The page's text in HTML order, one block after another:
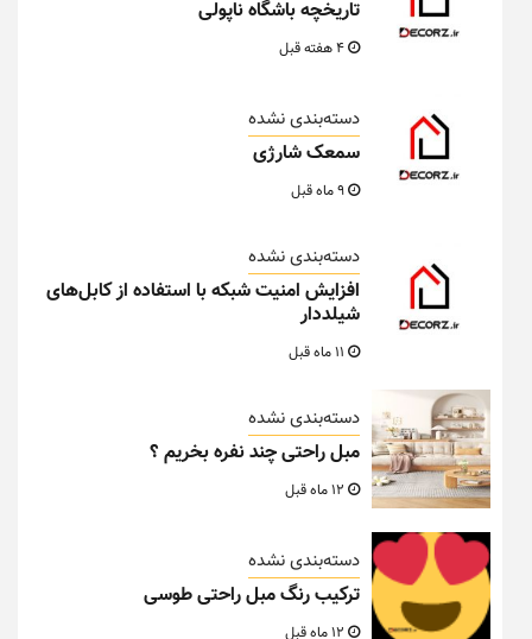
تاریخچه باشگاه ناپولی
دسته‌بندی نشده
سمعک شارژی
دسته‌بندی نشده
افزایش امنیت شبکه با استفاده از کابل‌های
شیلددار
دسته‌بندی نشده
مبل راحتی چند نفره بخریم ؟
دسته‌بندی نشده
ترکیب رنگ مبل راحتی طوسی